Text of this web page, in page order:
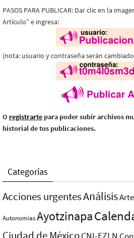
PASOS PARA PUBLICAR: Dar clic en la
Artículo” e ingresa:
(nota: usuario y contraseña serán
O registrarte para poder subir archivos
historial de tus publicaciones.
Categorías
Acciones urgentesAnálisis
AutonomíasAyotzinapa
Ciudad de México